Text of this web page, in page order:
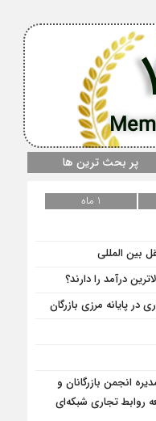
پر بحث ترین ها
1 ماه
بین المللی
درآمد را دارند؟
پایانه مرزی بازرگان
انجمن بازرگانان و
روابط تجاری شبکه‌ای